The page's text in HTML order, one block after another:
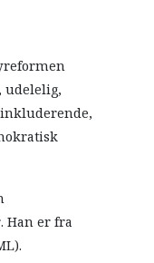
udelelig,
Han er fra